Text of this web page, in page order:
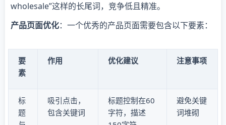
wholesale”这样的长尾词，竞争低且精准。
产品页面优化：一个优秀的产品页面需要包含以下要素：
要
素
作用 优化建议 注意事项
标
题
吸引点击，
包含关键词
标题控制在60
字符，描述
避免关键
词堆砌